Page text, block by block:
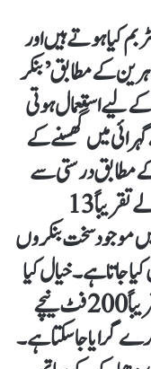
بم کیا ہوتے ہیں اور
کے مطابق ’بنکر
لیے استعمال ہوتی
میں گُھسنے کے
مطابق درستی سے
ہدف کو نشانہ بنانے کی صلاحیت رکھنے والے تقریباً 13
میں موجود سخت بنکروں
جاتا ہے۔ خیال کیا
جاتا ہے کہ یہ بم پھٹنے سے قبل سطح سے تقریباً 200 فٹ نیچے
گرایا جا سکتا ہے۔